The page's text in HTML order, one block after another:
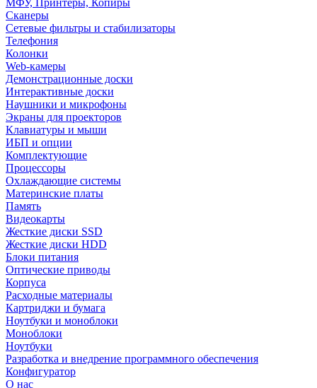
МФУ, Принтеры, Копиры
Сканеры
Сетевые фильтры и стабилизаторы
Телефония
Колонки
Web-камеры
Демонстрационные доски
Интерактивные доски
Наушники и микрофоны
Экраны для проекторов
Клавиатуры и мыши
ИБП и опции
Комплектующие
Процессоры
Охлаждающие системы
Материнские платы
Память
Видеокарты
Жесткие диски SSD
Жесткие диски HDD
Блоки питания
Оптические приводы
Корпуса
Расходные материалы
Картриджи и бумага
Ноутбуки и моноблоки
Моноблоки
Ноутбуки
Разработка и внедрение программного обеспечения
Конфигуратор
О нас